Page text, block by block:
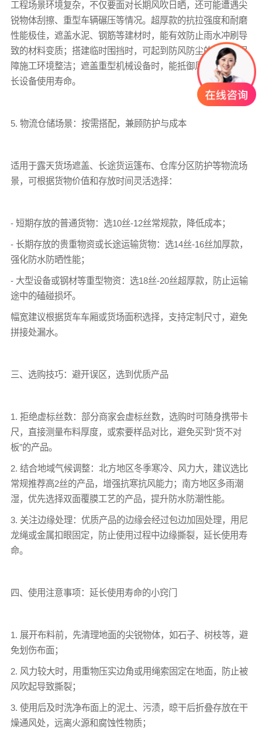
工程场景环境复杂，不仅要面对长期风吹日晒，还可能遭遇尖
锐物体刮擦、重型车辆碾压等情况。超厚款的抗拉强度和耐磨
性能极佳，遮盖水泥、钢筋等建材时，能有效防止雨水冲刷导
致的材料变质；搭建临时围挡时，可起到防风防尘的作用，保
障施工环境整洁；遮盖重型机械设备时，能抵御风沙侵蚀，延
长设备使用寿命。
5. 物流仓储场景：按需搭配，兼顾防护与成本
适用于露天货场遮盖、长途货运篷布、仓库分区防护等物流场
景，可根据货物价值和存放时间灵活选择：
- 短期存放的普通货物：选10丝-12丝常规款，降低成本；
- 长期存放的贵重物资或长途运输货物：选14丝-16丝加厚款，
强化防水防晒性能；
- 大型设备或钢材等重型物资：选18丝-20丝超厚款，防止运输
途中的磕碰损坏。
幅宽建议根据货车车厢或货场面积选择，支持定制尺寸，避免
拼接处漏水。
三、选购技巧：避开误区，选到优质产品
1. 拒绝虚标丝数：部分商家会虚标丝数，选购时可随身携带卡
尺，直接测量布料厚度，或索要样品对比，避免买到“货不对
板”的产品。
2. 结合地域气候调整：北方地区冬季寒冷、风力大，建议选比
常规推荐高2丝的产品，增强抗寒抗风能力；南方地区多雨潮
湿，优先选择双面覆膜工艺的产品，提升防水防潮性能。
3. 关注边缘处理：优质产品的边缘会经过包边加固处理，用尼
龙绳或金属扣眼固定，防止使用过程中边缘撕裂，延长使用寿
命。
四、使用注意事项：延长使用寿命的小窍门
1. 展开布料前，先清理地面的尖锐物体，如石子、树枝等，避
免划伤布面；
2. 风力较大时，用重物压实边角或用绳索固定在地面，防止被
风吹起导致撕裂；
3. 使用后及时洗净布面上的泥土、污渍，晾干后折叠存放在干
燥通风处，远离火源和腐蚀性物质；